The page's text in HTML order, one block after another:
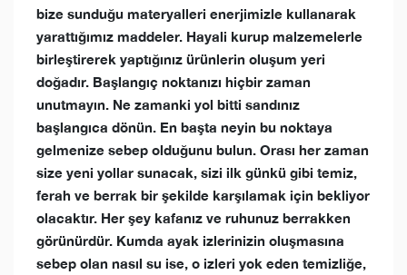
bize sunduğu materyalleri enerjimizle kullanarak
yarattığımız maddeler. Hayali kurup malzemelerle
birleştirerek yaptığınız ürünlerin oluşum yeri
doğadır. Başlangıç noktanızı hiçbir zaman
unutmayın. Ne zamanki yol bitti sandınız
başlangıca dönün. En başta neyin bu noktaya
gelmenize sebep olduğunu bulun. Orası her zaman
size yeni yollar sunacak, sizi ilk günkü gibi temiz,
ferah ve berrak bir şekilde karşılamak için bekliyor
olacaktır. Her şey kafanız ve ruhunuz berrakken
görünürdür. Kumda ayak izlerinizin oluşmasına
sebep olan nasıl su ise, o izleri yok eden temizliğe,